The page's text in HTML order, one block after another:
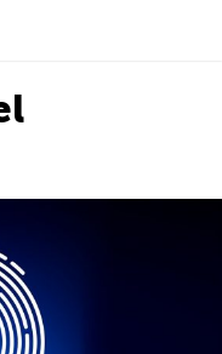
Kaspersky